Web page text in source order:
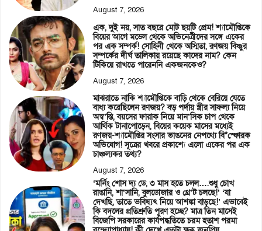
August 7, 2026
এক, দুই নয়, সাত বছরে মোট ছয়টি প্রেম! শ্যামৌপ্তিকে
বিয়ের আগে মডেল থেকে অভিনেত্রীদের সঙ্গে একের
পর এক সম্পর্ক! সোহিনী থেকে অস্মিতা, রণজয় বিষ্ণুর
সম্পর্কের দীর্ঘ তালিকায় রয়েছে কাদের নাম? কেন
টিকিয়ে রাখতে পারেননি একজনকেও?
August 7, 2026
মাঝরাতে নাকি শ্যামৌপ্তিকে বাড়ি থেকে বেরিয়ে যেতে
বাধ্য করেছিলেন রণজয়? বড় পর্দায় স্ত্রীর সাফল্য নিয়ে
অস্ব’স্তি, বয়সের ফারাক নিয়ে মান’সিক চাপ থেকে
আর্থিক টানাপোড়েন, বিয়ের কয়েক মাসের মধ্যেই
রণজয়-শ্যামৌপ্তির সংসার ভাঙনের নেপথ্যে বি*স্ফোরক
অভিযোগ! সূত্রের খবরে প্রকাশ্যে এলো একের পর এক
চাঞ্চল্যকর তথ্য?
August 7, 2026
‘মর্নিং শোস দ্য ডে, ৩ মাস হতে চলল….শুধু চোখ
রাঙানি, শা’সানি, বুলডোজার ও থ্রে’ট চলছে!’ ‘যা
দেখছি, তাতে ভবিষ্যৎ নিয়ে আশঙ্কা বাড়ছে!’ এভাবেই
কি বদলের প্রতিশ্রুতি পূরণ হচ্ছে? মাত্র তিন মাসেই
বিজেপি সরকারের কার্যপদ্ধতিতে চরম হতাশ পরমা